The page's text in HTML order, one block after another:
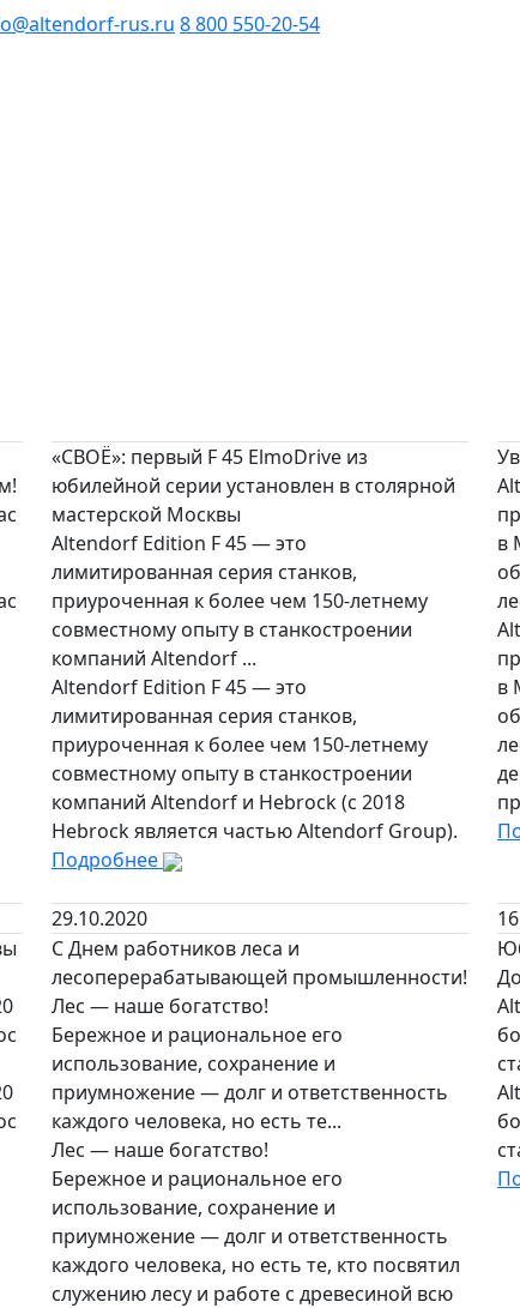
rus.ru 8 800 550-20-54
«СВОЁ»: первый F 45 ElmoDrive из
юбилейной серии установлен в столярной
мастерской Москвы
Altendorf Edition F 45 — это
лимитированная серия станков,
приуроченная к более чем 150-летнему
совместному опыту в станкостроении
компаний Altendorf ...
Altendorf Edition F 45 — это
лимитированная серия станков,
приуроченная к более чем 150-летнему
совместному опыту в станкостроении
компаний Altendorf и Hebrock (с 2018
Hebrock является частью Altendorf Group).
Подробнее
29.10.2020
в
в
С Днем работников леса и
лесоперерабатывающей промышленности!
Лес — наше богатство!
Бережное и рациональное его
использование, сохранение и
приумножение — долг и ответственность
каждого человека, но есть те...
Лес — наше богатство!
Бережное и рациональное его
использование, сохранение и
приумножение — долг и ответственность
каждого человека, но есть те, кто посвятил
служению лесу и работе с древесиной всю